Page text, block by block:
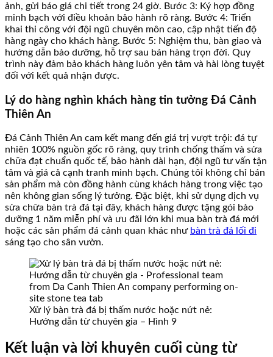
ảnh, gửi báo giá chi tiết trong 24 giờ. Bước 3: Ký hợp đồng
minh bạch với điều khoản bảo hành rõ ràng. Bước 4: Triển
khai thi công với đội ngũ chuyên môn cao, cập nhật tiến độ
hàng ngày cho khách hàng. Bước 5: Nghiệm thu, bàn giao và
hướng dẫn bảo dưỡng, hỗ trợ sau bán hàng trọn đời. Quy
trình này đảm bảo khách hàng luôn yên tâm và hài lòng tuyệt
đối với kết quả nhận được.
Lý do hàng nghìn khách hàng tin tưởng Đá Cảnh
Thiên An
Đá Cảnh Thiên An cam kết mang đến giá trị vượt trội: đá tự
nhiên 100% nguồn gốc rõ ràng, quy trình chống thấm và sửa
chữa đạt chuẩn quốc tế, bảo hành dài hạn, đội ngũ tư vấn tận
tâm và giá cả cạnh tranh minh bạch. Chúng tôi không chỉ bán
sản phẩm mà còn đồng hành cùng khách hàng trong việc tạo
nên không gian sống lý tưởng. Đặc biệt, khi sử dụng dịch vụ
sửa chữa bàn trà đá tại đây, khách hàng được tặng gói bảo
dưỡng 1 năm miễn phí và ưu đãi lớn khi mua bàn trà đá mới
hoặc các sản phẩm đá cảnh quan khác như bàn trà đá lối đi
sáng tạo cho sân vườn.
Xử lý bàn trà đá bị thấm nước hoặc nứt nẻ:
Hướng dẫn từ chuyên gia – Hình 9
Kết luận và lời khuyên cuối cùng từ